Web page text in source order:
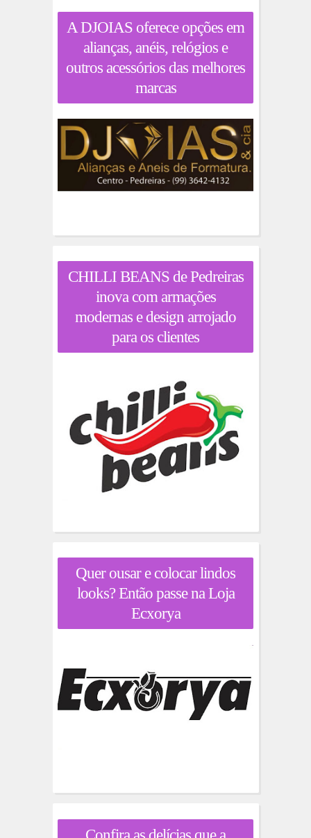
A DJOIAS oferece opções em
alianças, anéis, relógios e
outros acessórios das melhores
marcas
CHILLI BEANS de Pedreiras
inova com armações
modernas e design arrojado
para os clientes
Quer ousar e colocar lindos
looks? Então passe na Loja
Ecxorya